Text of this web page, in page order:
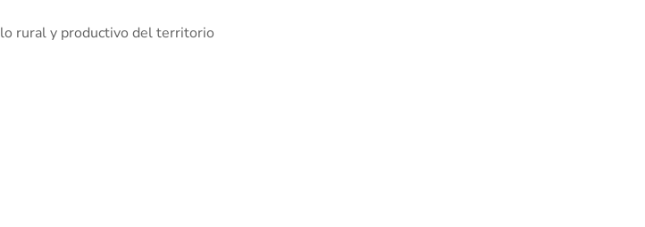
rural y productivo del territorio